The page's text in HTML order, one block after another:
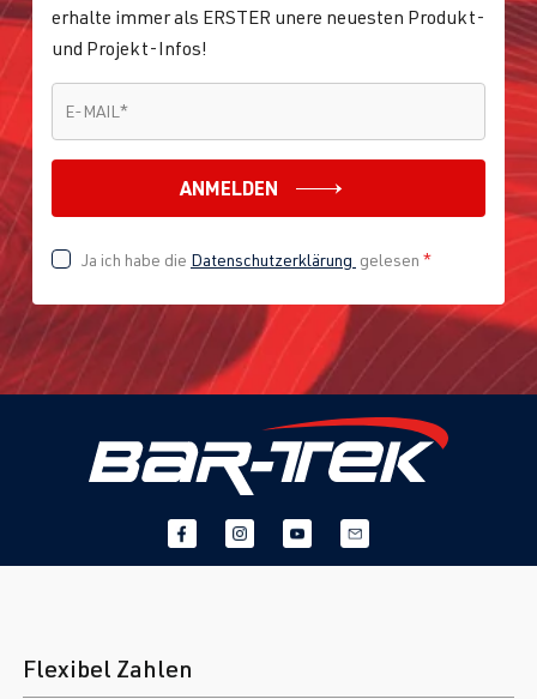
erhalte immer als ERSTER unere neuesten Produkt-
und Projekt-Infos!
E-MAIL *
ANMELDEN
Ja ich habe die Datenschutzerklärung gelesen *
Flexibel Zahlen